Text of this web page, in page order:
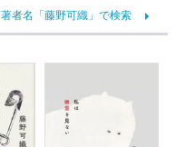
著者名「藤野可織」で検索